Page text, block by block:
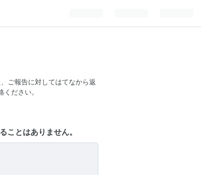
ご報告に対してはてなから返
ください。
ことはありません。